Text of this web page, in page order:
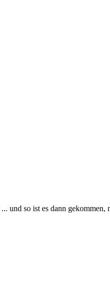
und so ist es dann gekommen,